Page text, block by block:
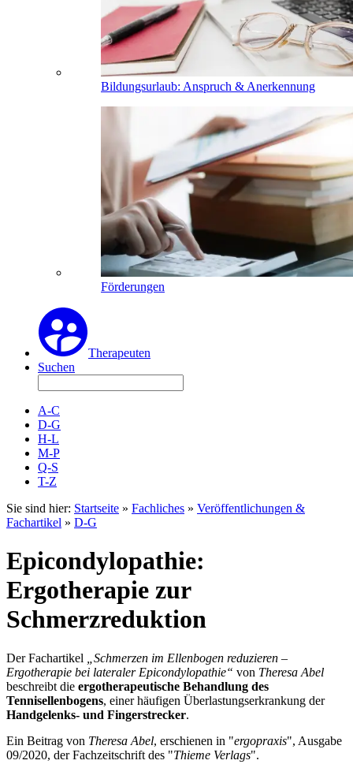
Bildungsurlaub: Anspruch & Anerkennung
Förderungen
Therapeuten
Suchen
A-C
D-G
H-L
M-P
Q-S
T-Z
Sie sind hier: Startseite » Fachliches » Veröffentlichungen &
Fachartikel » D-G
Epicondylopathie:
Ergotherapie zur
Schmerzreduktion
Der Fachartikel
„Schmerzen im Ellenbogen reduzieren –
Ergotherapie bei lateraler Epicondylopathie“ von Theresa Abel
beschreibt die ergotherapeutische Behandlung des
Tennisellenbogens, einer häufigen Überlastungserkrankung der
Handgelenks- und Fingerstrecker.
Ein Beitrag von Theresa Abel, erschienen in "ergopraxis", Ausgabe
09/2020, der Fachzeitschrift des "Thieme Verlags".